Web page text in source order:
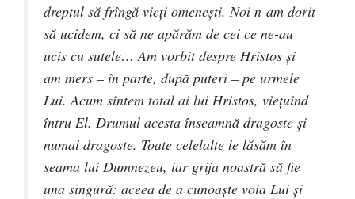
dreptul să frîngă vieţi omeneşti. Noi n-am dorit
să ucidem, ci să ne apărăm de cei ce ne-au
ucis cu sutele… Am vorbit despre Hristos şi
am mers – în parte, după puteri – pe urmele
Lui. Acum sîntem total ai lui Hristos, vieţuind
întru El. Drumul acesta înseamnă dragoste şi
numai dragoste. Toate celelalte le lăsăm în
seama lui Dumnezeu, iar grija noastră să fie
una singură: aceea de a cunoaşte voia Lui şi